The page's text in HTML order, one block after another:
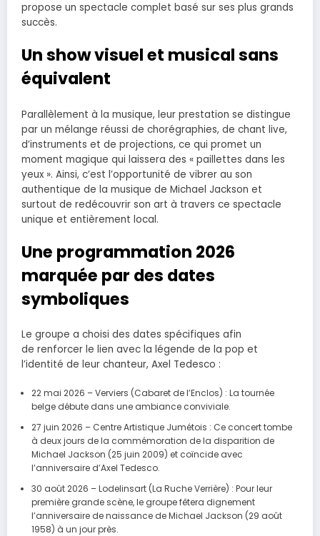
propose un spectacle complet basé sur ses plus grands
succès.
Un show visuel et musical sans
équivalent
Parallèlement à la musique, leur prestation se distingue
par un mélange réussi de chorégraphies, de chant live,
d’instruments et de projections, ce qui promet un
moment magique qui laissera des « paillettes dans les
yeux ». Ainsi, c’est l’opportunité de vibrer au son
authentique de la musique de Michael Jackson et
surtout de redécouvrir son art à travers ce spectacle
unique et entièrement local.
Une programmation 2026
marquée par des dates
symboliques
Le groupe a choisi des dates spécifiques afin
de renforcer le lien avec la légende de la pop et
l’identité de leur chanteur, Axel Tedesco :
22 mai 2026 – Verviers (Cabaret de l’Enclos) : La tournée
belge débute dans une ambiance conviviale.
27 juin 2026 – Centre Artistique Jumétois : Ce concert tombe
à deux jours de la commémoration de la disparition de
Michael Jackson (25 juin 2009) et coïncide avec
l’anniversaire d’Axel Tedesco.
30 août 2026 – Lodelinsart (La Ruche Verrière) : Pour leur
première grande scène, le groupe fêtera dignement
l’anniversaire de naissance de Michael Jackson (29 août
1958) à un jour près.